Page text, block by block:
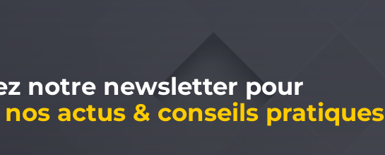
notre newsletter pour
nos actus & conseils pratiques